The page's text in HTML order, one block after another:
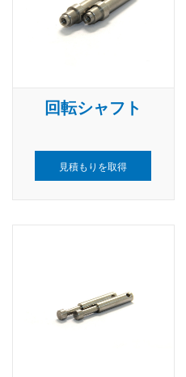
回転シャフト
見積もりを取得